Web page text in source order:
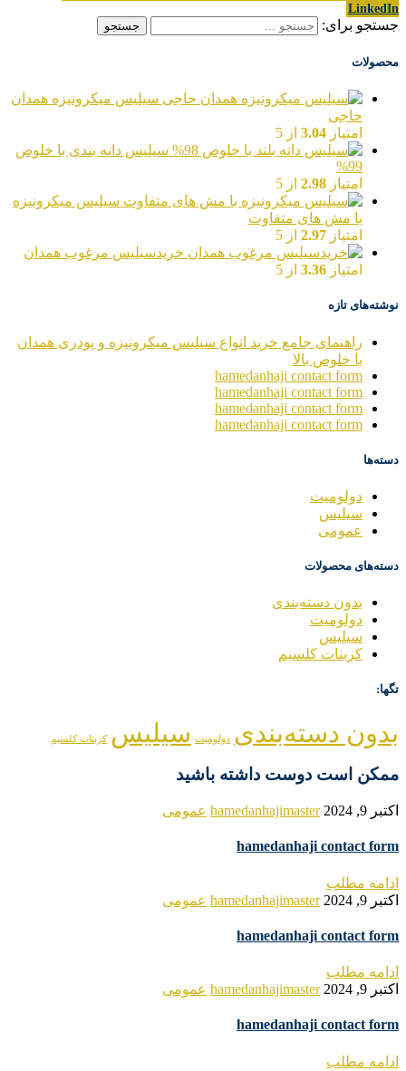
LinkedIn
جستجو برای:
محصولات
سیلیس میکرونیزه همدان
حاجی
امتیاز 3.04 از 5
سیلیس دانه بندی با خلوص
99%
امتیاز 2.98 از 5
سیلیس میکرونیزه
با مش های متفاوت
امتیاز 2.97 از 5
خریدسیلیس مرغوب همدان
امتیاز 3.36 از 5
نوشته‌های تازه
راهنمای جامع خرید انواع سیلیس میکرونیزه و پودری همدان
با خلوص بالا
hamedanhaji contact form
hamedanhaji contact form
hamedanhaji contact form
hamedanhaji contact form
دسته‌ها
دولومیت
سیلیس
عمومی
دسته‌های محصولات
بدون دسته‌بندی
دولومیت
سیلیس
کربنات کلسیم
تگها:
بدون دسته‌بندی دولومیت سیلیس کربنات کلسیم
ممکن است دوست داشته باشید
اکتبر 9, 2024 hamedanhajimaster عمومی
hamedanhaji contact form
ادامه مطلب
اکتبر 9, 2024
hamedanhajimaster عمومی
hamedanhaji contact form
ادامه مطلب
اکتبر 9, 2024
hamedanhajimaster عمومی
hamedanhaji contact form
ادامه مطلب